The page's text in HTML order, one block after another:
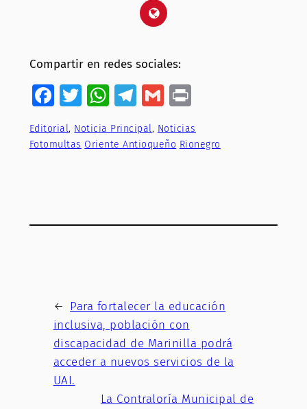
Compartir en redes sociales:
Facebook
Twitter
WhatsApp
Telegram
Gmail
Editorial, Noticia Principal, Noticias
Fotomultas Oriente Antioqueño Rionegro
← Para fortalecer la educación
inclusiva, población con
discapacidad de Marinilla podrá
acceder a nuevos servicios de la
UAI.
La Contraloría Municipal de